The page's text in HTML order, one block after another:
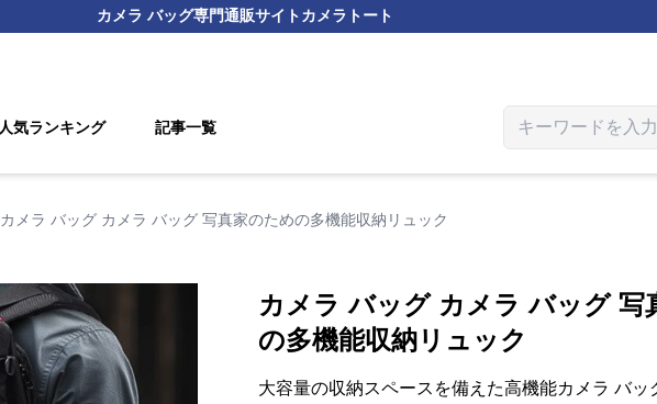
カメラ バッグ専門通販サイトカメラトート
人気ランキング 記事一覧
カメラ バッグ カメラ バッグ 写真家のための多機能収納リュック
カメラ バッグ カメラ バッグ 写
の多機能収納リュック
大容量の収納スペースを備えた高機能カメラ バッ